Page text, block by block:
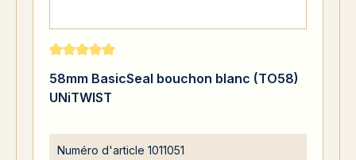
Note moyenne de 5 sur 5 étoiles
58mm BasicSeal bouchon blanc (TO58)
UNiTWIST
Numéro d'article 1011051